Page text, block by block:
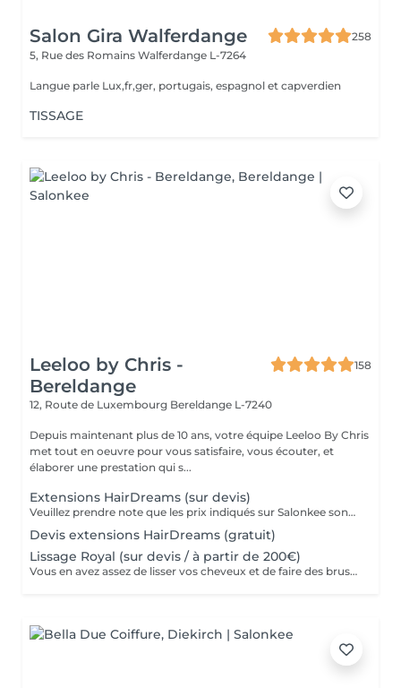
Salon Gira Walferdange
258
5, Rue des Romains Walferdange L-7264
Langue parle Lux,fr,ger, portugais, espagnol et capverdien
TISSAGE
Leeloo by Chris -
Bereldange
158
12, Route de Luxembourg Bereldange L-7240
Depuis maintenant plus de 10 ans, votre équipe Leeloo By Chris
met tout en oeuvre pour vous satisfaire, vous écouter, et
élaborer une prestation qui s...
Extensions HairDreams (sur devis)
Veuillez prendre note que les prix indiqués sur Salonkee sont communiqués à titre informatif et s'entendent de base. Ces derniers sont susceptibles de varier selon le diagnostic réalisé à votre arrivée au salon et l'expertise du professionnel à qui vous confiez votre beauté. Dans tous les cas, un devis précis vous sera proposé et toutes réalisations de prestations seront effectuées avec votre accord. Un grand merci d'avance pour votre compréhension. Au plaisir de vous revoir très vite.
Devis extensions HairDreams (gratuit)
Lissage Royal (sur devis / à partir de 200€)
Vous en avez assez de lisser vos cheveux et de faire des brushings au quotidien ? Les bienfaits de nos lissages sont nombreux, et ont comme atouts principales un gain de temps au quotidien, et l’avantage d’avoir des cheveux hydratés, brillants, et coiffés en tout temps et sans aucun effort ! Avec sa superbe composition à base d'acide hyaluronique et de protéine de soie, le lissage royal apporte hydratation et brillance à votre chevelure tout en lissant à 100% pour une durée moyenne de 7/8 mois ! Ses bienfaits : -Diminue la chute des cheveux -Diminue la casse des cheveux -Lisse à 100% -Organique, adapté aux enfants et femmes enceintes -Apporte une brillance extrême -Apporte de L'hydratation -Gain de temps au quotidien (adios les brushings et le lisseur) Prenez soin de vous !